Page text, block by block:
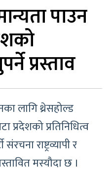
पाउन
प्रस्ताव
लागि थ्रेसहोल्ड
प्रदेशको प्रतिनिधित्व
राष्ट्रव्यापी र
मस्यौदा छ ।